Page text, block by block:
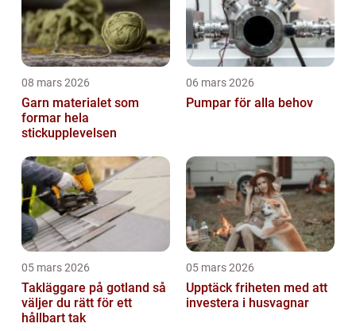
08 mars 2026
Garn materialet som
formar hela
stickupplevelsen
06 mars 2026
Pumpar för alla behov
05 mars 2026
Takläggare på gotland så
väljer du rätt för ett
hållbart tak
05 mars 2026
Upptäck friheten med att
investera i husvagnar